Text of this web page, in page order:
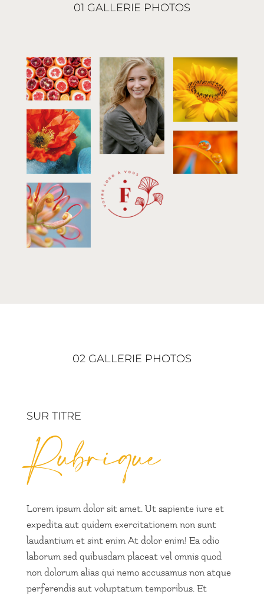
01 GALLERIE PHOTOS
02 GALLERIE PHOTOS
SUR TITRE
Rubrique
Lorem ipsum dolor sit amet. Ut sapiente iure et
expedita aut quidem exercitationem non sunt
laudantium et sint enim At dolor enim! Ea odio
laborum sed quibusdam placeat vel omnis quod
non dolorum alias qui nemo accusamus non atque
perferendis aut voluptatum temporibus. Et